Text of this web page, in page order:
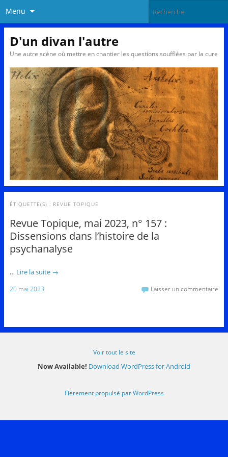
Menu
D'un divan l'autre
Une autre scène où mettre en chantier les questions soufflées par la cure
ÉTIQUETTE(S) : REVUE TOPIQUE
Revue Topique, mai 2023, n° 157 :
Dissensions dans l’histoire de la
psychanalyse
… Lire la suite →
20 mai 2023 Laisser un commentaire
Voir tout le site
Now Available! Download WordPress for Android
Fièrement propulsé par WordPress